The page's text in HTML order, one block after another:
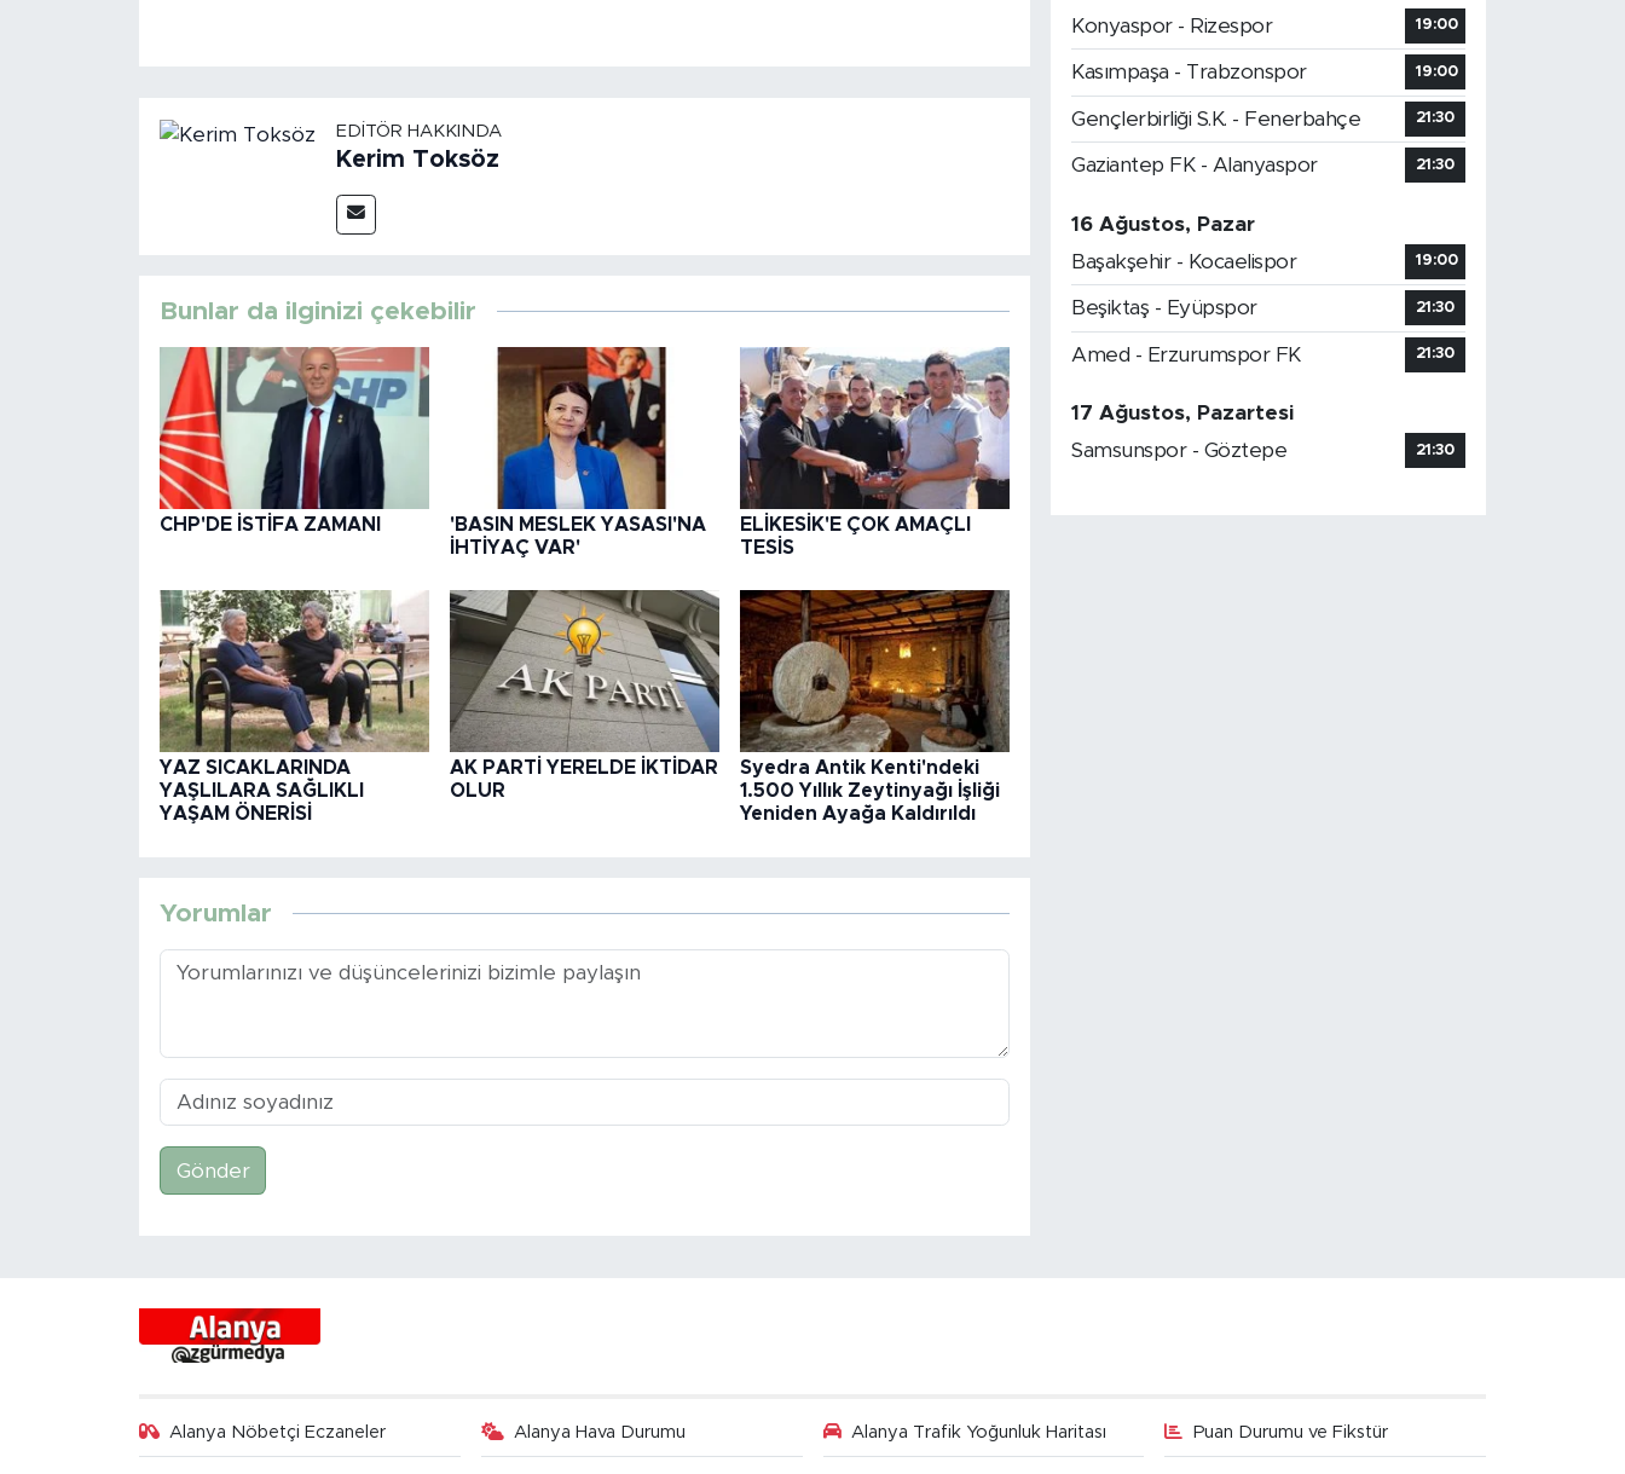
EDITÖR HAKKINDA
Kerim Toksöz
Bunlar da ilginizi çekebilir
CHP'DE İSTİFA ZAMANI
'BASIN MESLEK YASASI'NA
İHTİYAÇ VAR'
ELİKESİK'E ÇOK AMAÇLI
TESİS
YAZ SICAKLARINDA
YAŞLILARA SAĞLIKLI
YAŞAM ÖNERİSİ
AK PARTİ YERELDE İKTİDAR
OLUR
Syedra Antik Kenti'ndeki
1.500 Yıllık Zeytinyağı İşliği
Yeniden Ayağa Kaldırıldı
Yorumlar
Gönder
Konyaspor - Rizespor
19:00
Kasımpaşa - Trabzonspor 19:00
Gençlerbirliği S.K. - Fenerbahçe 21:30
Gaziantep FK - Alanyaspor 21:30
16 Ağustos, Pazar
Başakşehir - Kocaelispor
19:00
Beşiktaş - Eyüpspor 21:30
Amed - Erzurumspor FK 21:30
17 Ağustos, Pazartesi
Samsunspor - Göztepe
21:30
Alanya Nöbetçi Eczaneler Alanya Hava Durumu Alanya Trafik Yoğunluk Haritası Puan Durumu ve Fikstür